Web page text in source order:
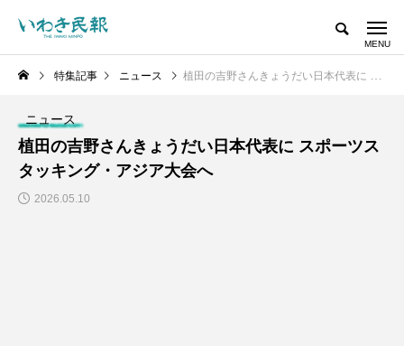
特集記事 ニュース 植田の吉野さんきょうだい日本代表に スポーツスタッキング・アジア大会へ
ニュース
植田の吉野さんきょうだい日本代表に スポーツス
タッキング・アジア大会へ
2026.05.10